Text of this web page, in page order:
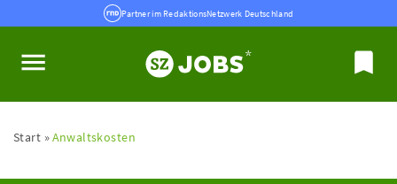
Partner im RedaktionsNetzwerk Deutschland
Start Anwaltskosten